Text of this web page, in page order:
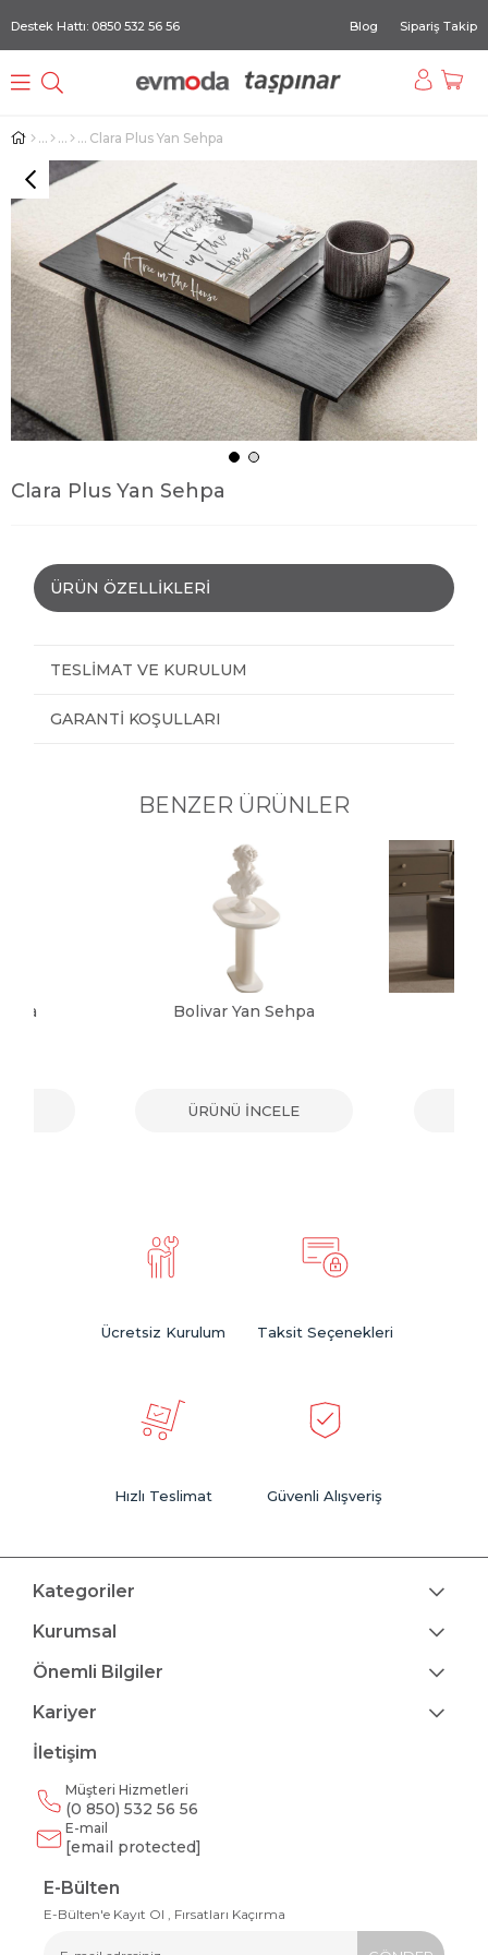
Destek Hattı: 0850 532 56 56 Blog Sipariş Takip
Clara Plus Yan Sehpa
Clara Plus Yan Sehpa
ÜRÜN ÖZELLIKLERI
TESLIMAT VE KURULUM
GARANTI KOŞULLARI
BENZER ÜRÜNLER
Bolivar Yan Sehpa
ÜRÜNÜ İNCELE
Ücretsiz Kurulum Taksit Seçenekleri
Hızlı Teslimat Güvenli Alışveriş
Kategoriler
Kurumsal
Önemli Bilgiler
Kariyer
İletişim
Müşteri Hizmetleri
(0 850) 532 56 56
E-mail
[email protected]
E-Bülten
E-Bülten'e Kayıt Ol , Fırsatları Kaçırma